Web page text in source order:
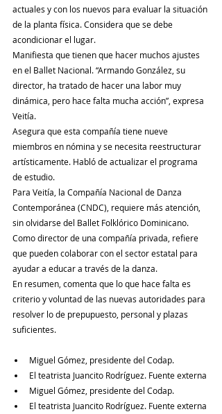
actuales y con los nuevos para evaluar la situación
de la planta física. Considera que se debe
acondicionar el lugar.
Manifiesta que tienen que hacer muchos ajustes
en el Ballet Nacional. “Armando González, su
director, ha tratado de hacer una labor muy
dinámica, pero hace falta mucha acción”, expresa
Veitía.
Asegura que esta compañía tiene nueve
miembros en nómina y se necesita reestructurar
artísticamente. Habló de actualizar el programa
de estudio.
Para Veitía, la Compañía Nacional de Danza
Contemporánea (CNDC), requiere más atención,
sin olvidarse del Ballet Folklórico Dominicano.
Como director de una compañía privada, refiere
que pueden colaborar con el sector estatal para
ayudar a educar a través de la danza.
En resumen, comenta que lo que hace falta es
criterio y voluntad de las nuevas autoridades para
resolver lo de prepupuesto, personal y plazas
suficientes.
Miguel Gómez, presidente del Codap.
El teatrista Juancito Rodríguez. Fuente externa
Miguel Gómez, presidente del Codap.
El teatrista Juancito Rodríguez. Fuente externa